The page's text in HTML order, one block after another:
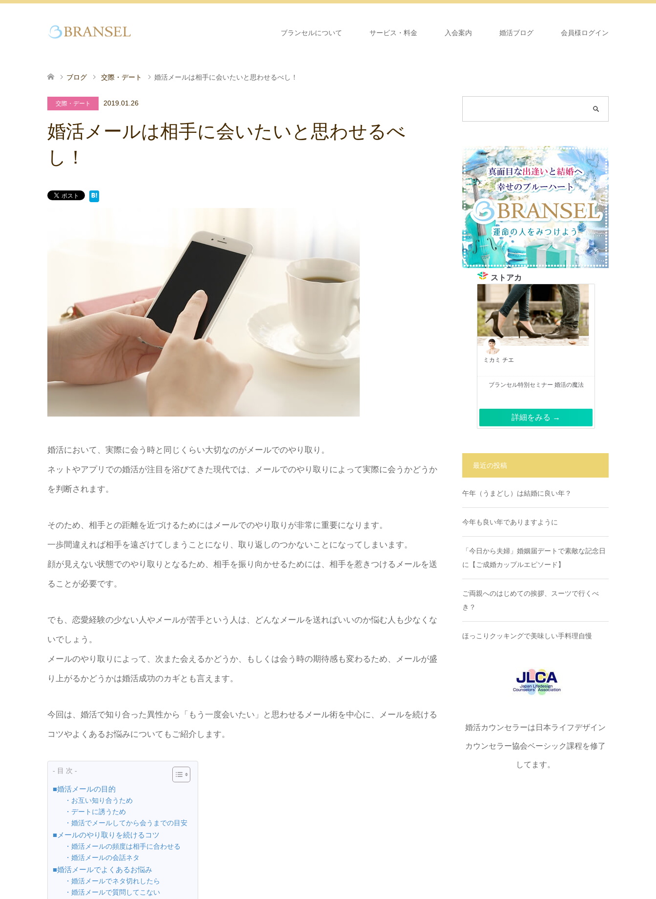
ブランセルについて サービス・料金 入会案内 婚活ブログ 会員様ログイン
ブログ 交際・デート 婚活メールは相手に会いたいと思わせるべし！
交際・デート 2019.01.26
婚活メールは相手に会いたいと思わせるべ
し！
婚活において、実際に会う時と同じくらい大切なのがメールでのやり取り。
ネットやアプリでの婚活が注目を浴びてきた現代では、メールでのやり取りによって実際に会うかどうか
を判断されます。
そのため、相手との距離を近づけるためにはメールでのやり取りが非常に重要になります。
一歩間違えれば相手を遠ざけてしまうことになり、取り返しのつかないことになってしまいます。
顔が見えない状態でのやり取りとなるため、相手を振り向かせるためには、相手を惹きつけるメールを送
ることが必要です。
でも、恋愛経験の少ない人やメールが苦手という人は、どんなメールを送ればいいのか悩む人も少なくな
いでしょう。
メールのやり取りによって、次また会えるかどうか、もしくは会う時の期待感も変わるため、メールが盛
り上がるかどうかは婚活成功のカギとも言えます。
今回は、婚活で知り合った異性から「もう一度会いたい」と思わせるメール術を中心に、メールを続ける
コツやよくあるお悩みについてもご紹介します。
- 目 次 -
■婚活メールの目的
・お互い知り合うため
・デートに誘うため
・婚活でメールしてから会うまでの目安
■メールのやり取りを続けるコツ
・婚活メールの頻度は相手に合わせる
・婚活メールの会話ネタ
■婚活メールでよくあるお悩み
・婚活メールでネタ切れしたら
・婚活メールで質問してこない
ストアカ
ミカミ チエ
ブランセル特別セミナー 婚活の魔法
詳細をみる →
最近の投稿
午年（うまどし）は結婚に良い年？
今年も良い年でありますように
「今日から夫婦」婚姻届デートで素敵な記念日
に【ご成婚カップルエピソード】
ご両親へのはじめての挨拶、スーツで行くべ
き？
ほっこりクッキングで美味しい手料理自慢
婚活カウンセラーは日本ライフデザイン
カウンセラー協会ベーシック課程を修了
してます。